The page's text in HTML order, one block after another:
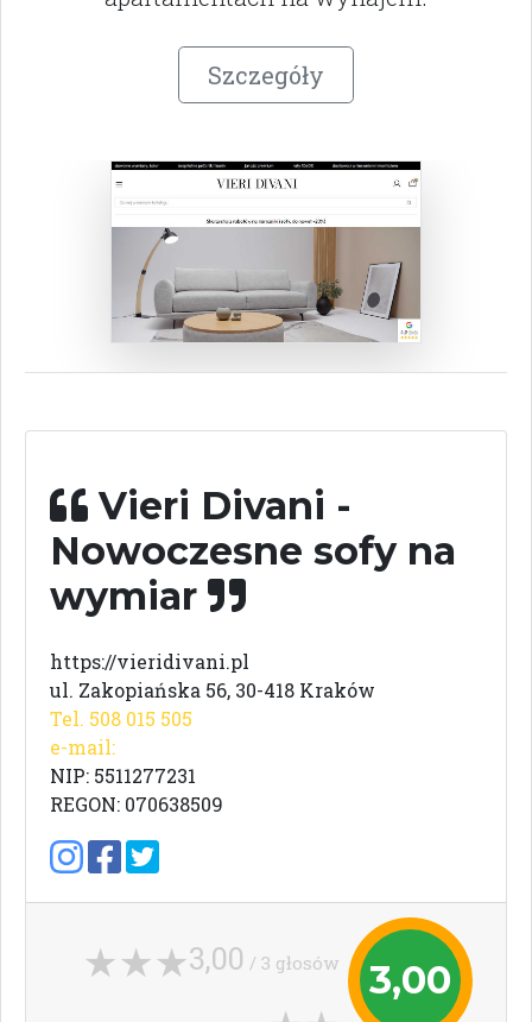
Szczegóły
Vieri Divani -
Nowoczesne sofy na
wymiar
https://vieridivani.pl
ul. Zakopiańska 56, 30-418 Kraków
Tel. 508 015 505
e-mail:
NIP: 5511277231
REGON: 070638509
3,00
3,00 / 3 głosów